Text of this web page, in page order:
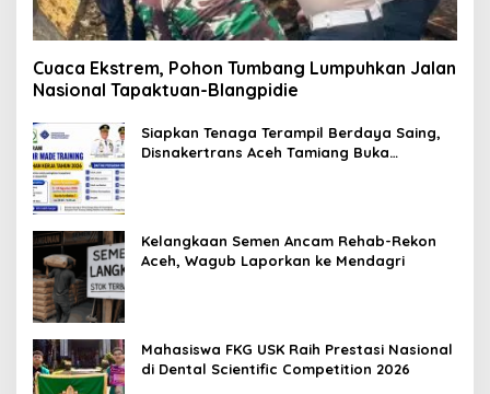
Cuaca Ekstrem, Pohon Tumbang Lumpuhkan Jalan
Nasional Tapaktuan-Blangpidie
Siapkan Tenaga Terampil Berdaya Saing,
Disnakertrans Aceh Tamiang Buka
Kelangkaan Semen Ancam Rehab-Rekon
Aceh, Wagub Laporkan ke Mendagri
Mahasiswa FKG USK Raih Prestasi Nasional
di Dental Scientific Competition 2026